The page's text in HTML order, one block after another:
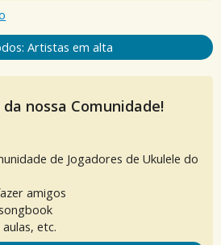
Artistas em alta
nossa Comunidade!
de Jogadores de Ukulele do
amigos
etc.